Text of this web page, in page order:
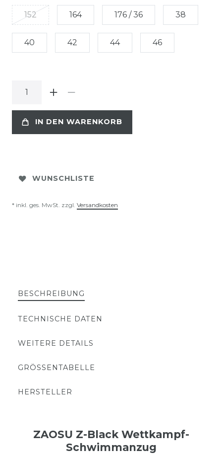
152 164 176 / 36 38
40 42 44 46
IN DEN WARENKORB
WUNSCHLISTE
* inkl. ges. MwSt. zzgl. Versandkosten
BESCHREIBUNG
TECHNISCHE DATEN
WEITERE DETAILS
GRÖSSENTABELLE
HERSTELLER
ZAOSU Z-Black Wettkampf-
Schwimmanzug